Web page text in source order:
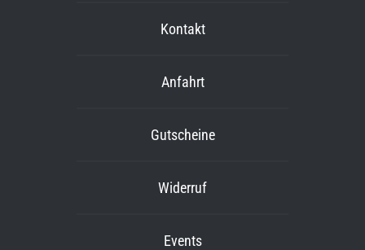
Kontakt
Anfahrt
Gutscheine
Widerruf
Events